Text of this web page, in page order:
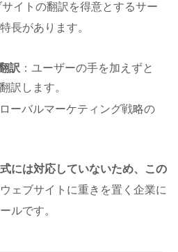
イトの翻訳を得意とするサー
長があります。
訳 ：ユーザーの手を加えずと
訳します。
ーバルマーケティング戦略の
には対応していないため、この
ェブサイトに重きを置く企業に
ルです。